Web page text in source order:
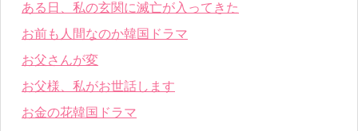
ある日、私の玄関に滅亡が入ってきた
お前も人間なのか韓国ドラマ
お父さんが変
お父様、私がお世話します
お金の花韓国ドラマ